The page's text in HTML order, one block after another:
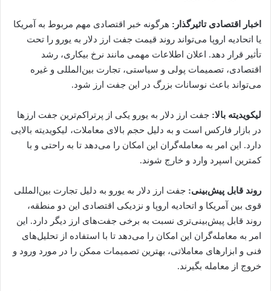
اخبار اقتصادی تاثیرگذار: هرگونه خبر اقتصادی مهم مربوط به آمریکا
یا اتحادیه اروپا می‌تواند روند قیمت جفت ارز دلار به یورو را تحت
تأثیر قرار دهد. اعلان اطلاعات مهمی مانند نرخ بیکاری، رشد
اقتصادی، تصمیمات پولی و سیاستی، تجارت بین‌المللی و غیره
می‌تواند باعث نوسانات بزرگ در این جفت ارز شود.
لیکویدیته بالا: جفت ارز دلار به یورو یکی از پرتراکم‌ترین جفت ارزها
در بازار فارکس است و به دلیل حجم بالای معاملات، لیکویدیته بالایی
دارد. این امر به معامله‌گران این امکان را می‌دهد تا به راحتی و با
کمترین اسپرد وارد و خارج شوند.
روند قابل پیش‌بینی: جفت ارز دلار به یورو به دلیل تجارت بین‌المللی
قوی بین آمریکا و اتحادیه اروپا و نزدیکی اقتصادی این دو منطقه،
روند قابل پیش‌بینی‌تری نسبت به برخی جفت‌های ارز دیگر دارد. این
امر به معامله‌گران این امکان را می‌دهد تا با استفاده از تحلیل‌های
فنی و ابزارهای معاملاتی، بهترین تصمیمات ممکن را در مورد ورود و
خروج از معامله بگیرند.